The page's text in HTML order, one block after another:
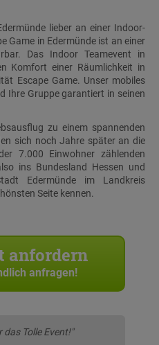
lieber an einer Indoor-
Game in Edermünde ist an einer
Das Indoor Teamevent in
Komfort einer Räumlichkeit in
Escape Game. Unser mobiles
Ihre Gruppe garantiert in seinen
zu einem spannenden
sich noch Jahre später an die
7.000 Einwohner zählenden
ins Bundesland Hessen und
Edermünde im Landkreis
Seite kennen.
anfordern
anfragen!
das Tolle Event!"